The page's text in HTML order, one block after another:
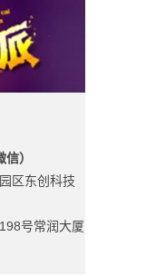
）
区东创科技
号常润大厦